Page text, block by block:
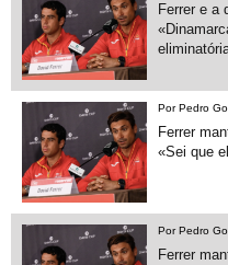
Ferrer e a
Por Pedro
Ferrer
«Sei que
Por Pedro
Ferrer